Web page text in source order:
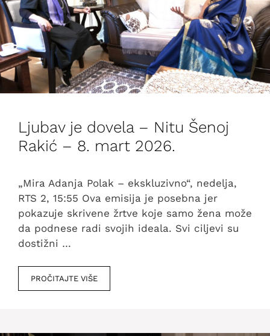
Ljubav je dovela – Nitu Šenoj
Rakić – 8. mart 2026.
„Mira Adanja Polak – ekskluzivno“, nedelja,
RTS 2, 15:55 Ova emisija je posebna jer
pokazuje skrivene žrtve koje samo žena može
da podnese radi svojih ideala. Svi ciljevi su
dostižni …
PROČITAJTE VIŠE